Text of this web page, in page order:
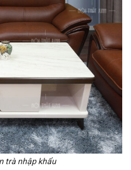
trà nhập khẩu